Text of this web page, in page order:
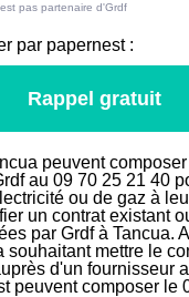
pas partenaire d'Grdf
par papernest :
Rappel gratuit
peuvent
au 09 70 25 21 40
ou de gaz à
un contrat existant
par Grdf à Tancua.
souhaitant mettre le
d'un fournisseur
peuvent composer le